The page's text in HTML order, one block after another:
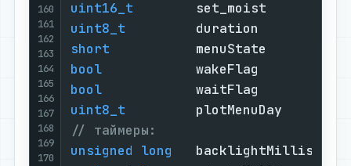
160
161
162
163
164
165
166
167
168
169
170
uint16_t
        set_moist       =
uint8_t
         duration        =
short
           menuState       =
bool
            wakeFlag        =
bool
            waitFlag        =
uint8_t
// таймеры:
unsigned long